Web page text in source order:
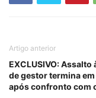
Artigo anterior
EXCLUSIVO: Assalto
de gestor termina
após confronto com